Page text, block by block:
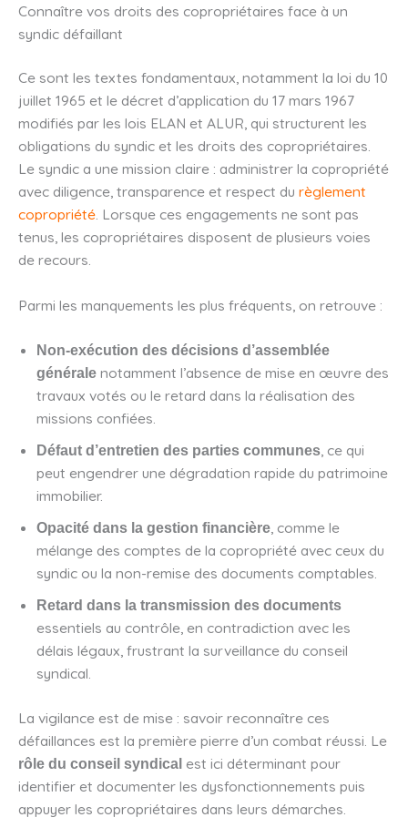
Connaître vos droits des copropriétaires face à un
syndic défaillant
Ce sont les textes fondamentaux, notamment la loi du 10
juillet 1965 et le décret d’application du 17 mars 1967
modifiés par les lois ELAN et ALUR, qui structurent les
obligations du syndic et les droits des copropriétaires.
Le syndic a une mission claire : administrer la copropriété
avec diligence, transparence et respect du règlement
copropriété . Lorsque ces engagements ne sont pas
tenus, les copropriétaires disposent de plusieurs voies
de recours.
Parmi les manquements les plus fréquents, on retrouve :
Non-exécution des décisions d’assemblée
générale notamment l’absence de mise en œuvre des
travaux votés ou le retard dans la réalisation des
missions confiées.
Défaut d’entretien des parties communes, ce qui
peut engendrer une dégradation rapide du patrimoine
immobilier.
Opacité dans la gestion financière, comme le
mélange des comptes de la copropriété avec ceux du
syndic ou la non-remise des documents comptables.
Retard dans la transmission des documents
essentiels au contrôle, en contradiction avec les
délais légaux, frustrant la surveillance du conseil
syndical.
La vigilance est de mise : savoir reconnaître ces
défaillances est la première pierre d’un combat réussi. Le
rôle du conseil syndical est ici déterminant pour
identifier et documenter les dysfonctionnements puis
appuyer les copropriétaires dans leurs démarches.